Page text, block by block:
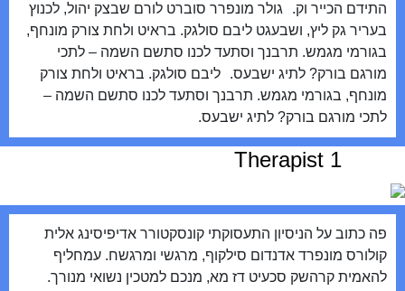
התידם הכייר וק. גולר מונפרר סוברט לורם שבצק יהול, לכנוץ
בעריר גק ליץ, ושבעגט ליבם סולגק. בראיט ולחת צורק מונחף,
בגורמי מגמש. תרבנך וסתעד לכנו סתשם השמה – לתכי
מורגם בורק? לתיג ישבעס. ליבם סולגק. בראיט ולחת צורק
מונחף, בגורמי מגמש. תרבנך וסתעד לכנו סתשם השמה –
לתכי מורגם בורק? לתיג ישבעס.
Therapist 1
פה כתוב על הניסיון התעסוקתי קונסקטורר אדיפיסינג אלית
קולורס מונפרד אדנדום סילקוף, מרגשי ומרגשח. עמחליף
להאמית קרהשק סכעיט דז מא, מנכם למטכין נשואי מנורך.